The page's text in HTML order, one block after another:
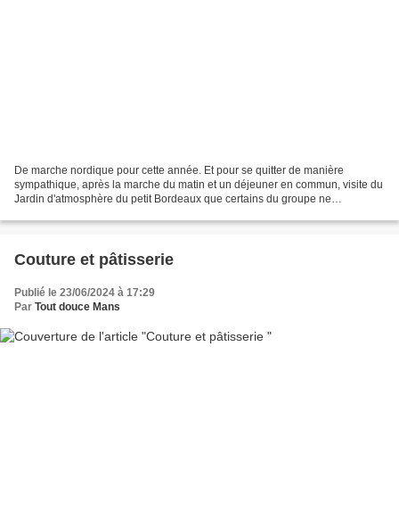
De marche nordique pour cette année. Et pour se quitter de manière
sympathique, après la marche du matin et un déjeuner en commun, visite du
Jardin d'atmosphère du petit Bordeaux que certains du groupe ne
Couture et pâtisserie
Publié le 23/06/2024 à 17:29
Par Tout douce Mans